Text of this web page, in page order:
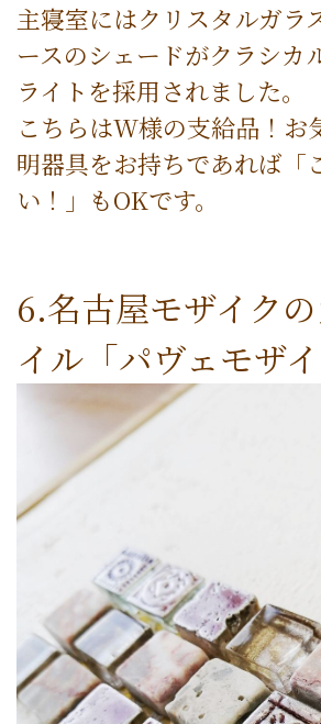
主寝室にはクリスタルガラ
ースのシェードがクラシカ
ライトを採用されました。
こちらはW様の支給品！お
明器具をお持ちであれば「
い！」もOKです。
6.名古屋モザイク
イル「パヴェモザイ